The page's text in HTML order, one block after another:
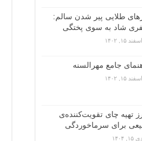
طلایی پیر شدن سالم:
شاد به سوی پختگی
اسفند ۱۵, ۱۴۰۲
جامع مهرالسنه
اسفند ۱۵, ۱۴۰۲
تهیه چای تقویت‌کننده‌ی
برای سرماخوردگی
دی ۱۵, ۱۴۰۴